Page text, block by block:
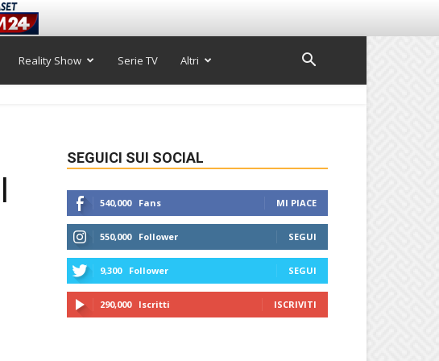
Reality Show Serie TV Altri
SEGUICI SUI SOCIAL
540,000 Fans MI PIACE
550,000 Follower SEGUI
9,300 Follower SEGUI
290,000 Iscritti ISCRIVITI